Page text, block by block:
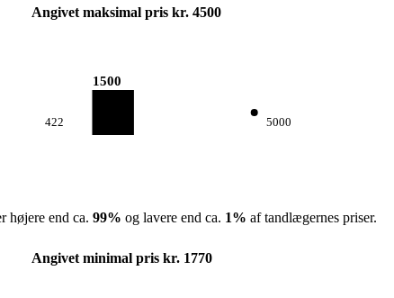
Angivet maksimal pris kr. 4500
422
1500
5000
højere end ca. 99% og lavere end ca. 1% af tandlægernes priser.
Angivet minimal pris kr. 1770